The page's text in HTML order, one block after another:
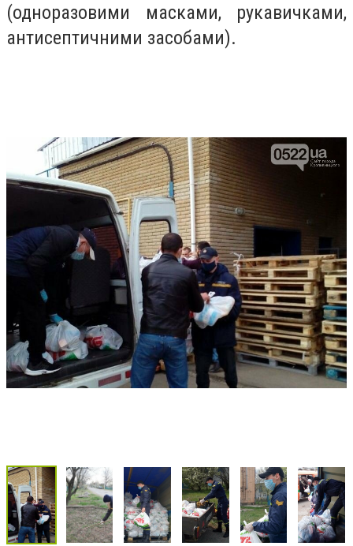
(одноразовими масками, рукавичками,
антисептичними засобами).